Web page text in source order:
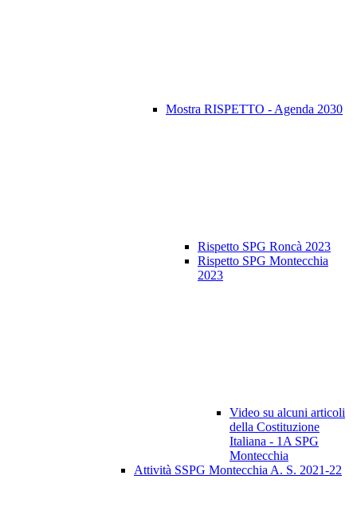
Mostra RISPETTO - Agenda 2030
Rispetto SPG Roncà 2023
Rispetto SPG Montecchia
2023
Video su alcuni articoli
della Costituzione
Italiana - 1A SPG
Montecchia
Attività SSPG Montecchia A. S. 2021-22